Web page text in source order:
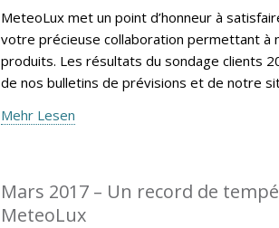
MeteoLux met un point d’honneur à
votre précieuse collaboration permettant à
produits. Les résultats du sondage clients
de nos bulletins de prévisions et de notre
Mehr Lesen
Mars 2017 – Un record de
MeteoLux